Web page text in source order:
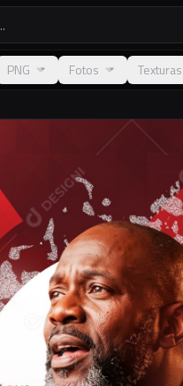
PNG Fotos Texturas